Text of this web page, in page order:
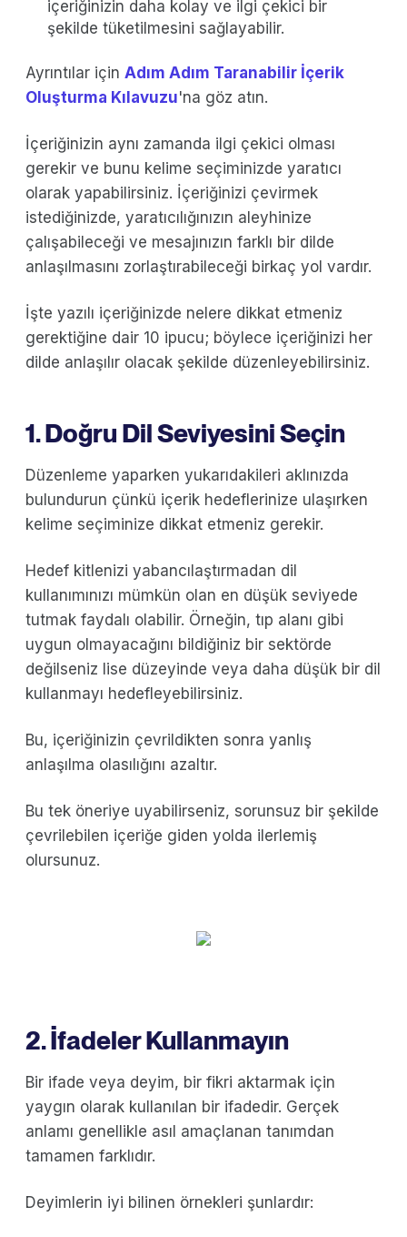
içeriğinizin daha kolay ve ilgi çekici bir
şekilde tüketilmesini sağlayabilir.
Ayrıntılar için Adım Adım Taranabilir İçerik
Oluşturma Kılavuzu'na göz atın.
İçeriğinizin aynı zamanda ilgi çekici olması
gerekir ve bunu kelime seçiminizde yaratıcı
olarak yapabilirsiniz. İçeriğinizi çevirmek
istediğinizde, yaratıcılığınızın aleyhinize
çalışabileceği ve mesajınızın farklı bir dilde
anlaşılmasını zorlaştırabileceği birkaç yol vardır.
İşte yazılı içeriğinizde nelere dikkat etmeniz
gerektiğine dair 10 ipucu; böylece içeriğinizi her
dilde anlaşılır olacak şekilde düzenleyebilirsiniz.
1. Doğru Dil Seviyesini Seçin
Düzenleme yaparken yukarıdakileri aklınızda
bulundurun çünkü içerik hedeflerinize ulaşırken
kelime seçiminize dikkat etmeniz gerekir.
Hedef kitlenizi yabancılaştırmadan dil
kullanımınızı mümkün olan en düşük seviyede
tutmak faydalı olabilir. Örneğin, tıp alanı gibi
uygun olmayacağını bildiğiniz bir sektörde
değilseniz lise düzeyinde veya daha düşük bir dil
kullanmayı hedefleyebilirsiniz.
Bu, içeriğinizin çevrildikten sonra yanlış
anlaşılma olasılığını azaltır.
Bu tek öneriye uyabilirseniz, sorunsuz bir şekilde
çevrilebilen içeriğe giden yolda ilerlemiş
olursunuz.
2. İfadeler Kullanmayın
Bir ifade veya deyim, bir fikri aktarmak için
yaygın olarak kullanılan bir ifadedir. Gerçek
anlamı genellikle asıl amaçlanan tanımdan
tamamen farklıdır.
Deyimlerin iyi bilinen örnekleri şunlardır: